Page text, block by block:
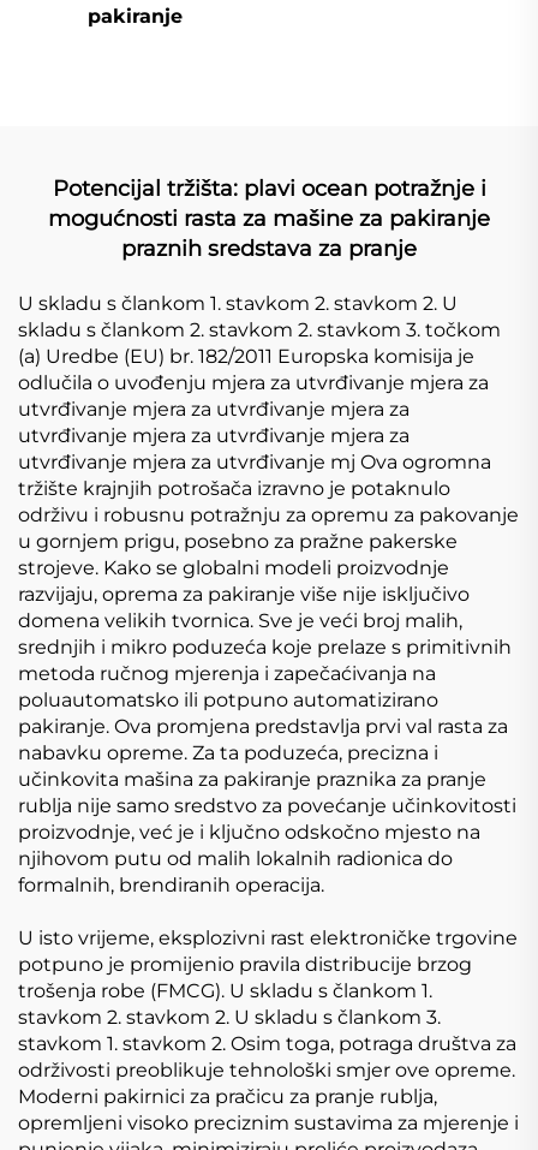
pakiranje
Potencijal tržišta: plavi ocean potražnje i
mogućnosti rasta za mašine za pakiranje
praznih sredstava za pranje
U skladu s člankom 1. stavkom 2. stavkom 2. U
skladu s člankom 2. stavkom 2. stavkom 3. točkom
(a) Uredbe (EU) br. 182/2011 Europska komisija je
odlučila o uvođenju mjera za utvrđivanje mjera za
utvrđivanje mjera za utvrđivanje mjera za
utvrđivanje mjera za utvrđivanje mjera za
utvrđivanje mjera za utvrđivanje mj Ova ogromna
tržište krajnjih potrošača izravno je potaknulo
održivu i robusnu potražnju za opremu za pakovanje
u gornjem prigu, posebno za pražne pakerske
strojeve. Kako se globalni modeli proizvodnje
razvijaju, oprema za pakiranje više nije isključivo
domena velikih tvornica. Sve je veći broj malih,
srednjih i mikro poduzeća koje prelaze s primitivnih
metoda ručnog mjerenja i zapečaćivanja na
poluautomatsko ili potpuno automatizirano
pakiranje. Ova promjena predstavlja prvi val rasta za
nabavku opreme. Za ta poduzeća, precizna i
učinkovita mašina za pakiranje praznika za pranje
rublja nije samo sredstvo za povećanje učinkovitosti
proizvodnje, već je i ključno odskočno mjesto na
njihovom putu od malih lokalnih radionica do
formalnih, brendiranih operacija.
U isto vrijeme, eksplozivni rast elektroničke trgovine
potpuno je promijenio pravila distribucije brzog
trošenja robe (FMCG). U skladu s člankom 1.
stavkom 2. stavkom 2. U skladu s člankom 3.
stavkom 1. stavkom 2. Osim toga, potraga društva za
održivosti preoblikuje tehnološki smjer ove opreme.
Moderni pakirnici za pračicu za pranje rublja,
opremljeni visoko preciznim sustavima za mjerenje i